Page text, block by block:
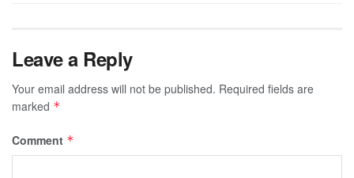
Leave a Reply
Your email address will not be published. Required fields are
marked *
Comment *